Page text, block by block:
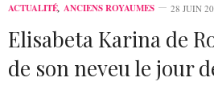
ACTUALITÉ, ANCIENS ROYAUMES 28 JUIN
Elisabeta Karina de
de son neveu le jour